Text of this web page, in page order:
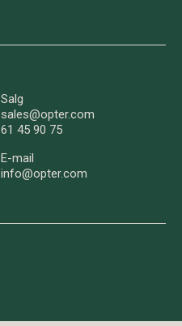
Salg
sales@opter.com
61 45 90 75
E-mail
info@opter.com